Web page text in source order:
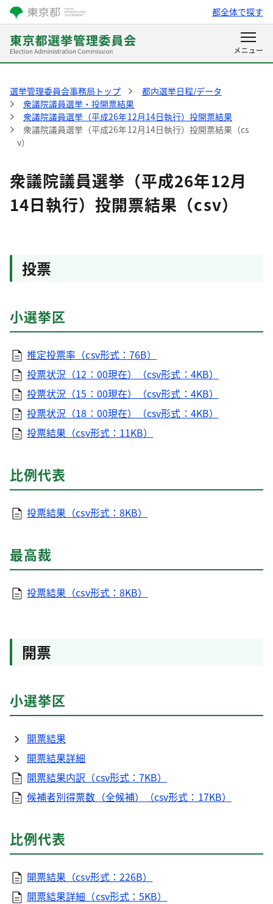
都全体で探す
選挙管理委員会事務局トップ
都内選挙日程/データ
衆議院議員選挙・投開票結果
衆議院議員選挙（平成26年12月14日執行）投開票結果
衆議院議員選挙（平成26年12月14日執行）投開票結果（cs
v）
衆議院議員選挙（平成26年12月
14日執行）投開票結果（csv）
投票
小選挙区
推定投票率（csv形式：76B）
投票状況（12：00現在）（csv形式：4KB）
投票状況（15：00現在）（csv形式：4KB）
投票状況（18：00現在）（csv形式：4KB）
投票結果（csv形式：11KB）
比例代表
投票結果（csv形式：8KB）
最高裁
投票結果（csv形式：8KB）
開票
小選挙区
開票結果
開票結果詳細
開票結果内訳（csv形式：7KB）
候補者別得票数（全候補）（csv形式：17KB）
比例代表
開票結果（csv形式：226B）
開票結果詳細（csv形式：5KB）